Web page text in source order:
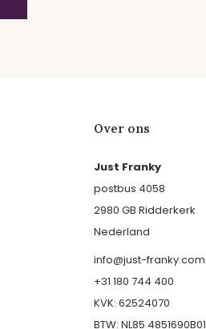
Over ons
Just Franky
postbus 4058
2980 GB Ridderkerk
Nederland
info@just-franky.com
+31 180 744 400
KVK: 62524070
BTW: NL85 4851690B01